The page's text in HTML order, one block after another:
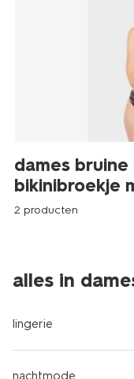
dames
bikinibroekje
2 producten
alles in
lingerie
nachtmode